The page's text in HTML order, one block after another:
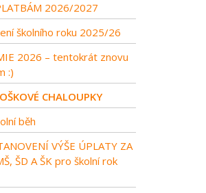
2026/2027
školního roku 2025/26
2026 – tentokrát znovu
:)
CHALOUPKY
běh
VÝŠE ÚPLATY ZA
ŠD A ŠK pro školní rok